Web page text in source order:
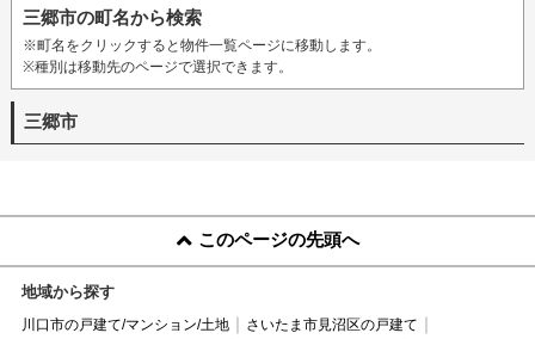
三郷市の町名から検索
※町名をクリックすると物件一覧ページに移動します。
※種別は移動先のページで選択できます。
三郷市
このページの先頭へ
地域から探す
川口市の戸建て/マンション/土地
さいたま市見沼区の戸建て